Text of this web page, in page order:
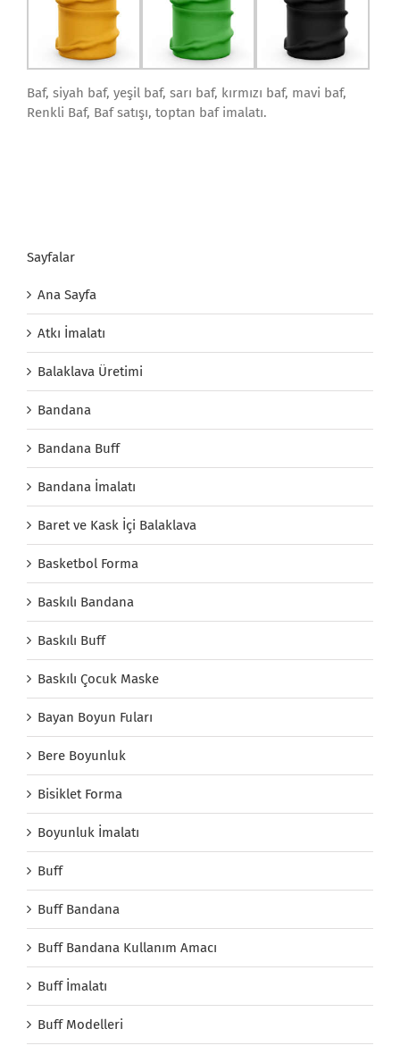
Baf, siyah baf, yeşil baf, sarı baf, kırmızı baf, mavi baf,
Renkli Baf, Baf satışı, toptan baf imalatı.
Sayfalar
Ana Sayfa
Atkı İmalatı
Balaklava Üretimi
Bandana
Bandana Buff
Bandana İmalatı
Baret ve Kask İçi Balaklava
Basketbol Forma
Baskılı Bandana
Baskılı Buff
Baskılı Çocuk Maske
Bayan Boyun Fuları
Bere Boyunluk
Bisiklet Forma
Boyunluk İmalatı
Buff
Buff Bandana
Buff Bandana Kullanım Amacı
Buff İmalatı
Buff Modelleri